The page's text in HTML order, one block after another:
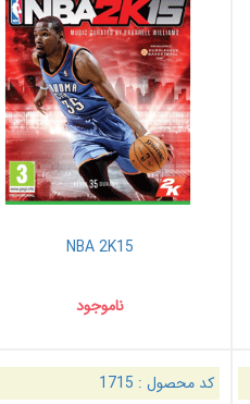
NBA 2K15
ناموجود
کد محصول : 1715